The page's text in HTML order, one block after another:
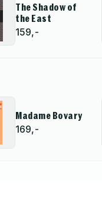
The Shadow of
the East
159,-
Madame Bovary
169,-